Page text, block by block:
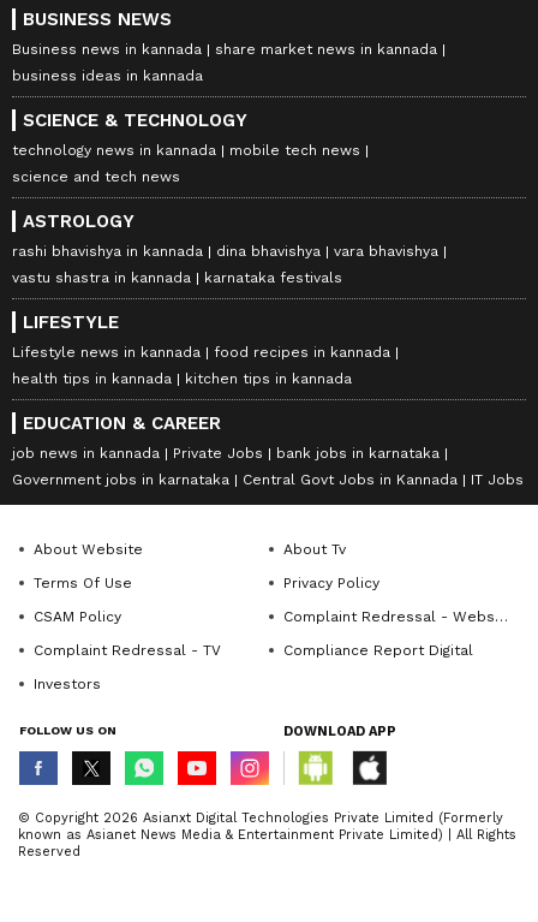
BUSINESS NEWS
Business news in kannada
share market news in kannada
business ideas in kannada
SCIENCE & TECHNOLOGY
technology news in kannada
mobile tech news
science and tech news
ASTROLOGY
rashi bhavishya in kannada dina bhavishya
vara bhavishya
vastu shastra in kannada
karnataka festivals
LIFESTYLE
Lifestyle news in kannada
food recipes in kannada
health tips in kannada
kitchen tips in kannada
EDUCATION & CAREER
job news in kannada Private Jobs
bank jobs in karnataka
Government jobs in karnataka
Central Govt Jobs in Kannada IT Jobs
About Website
About Tv
Terms Of Use
Privacy Policy
CSAM Policy
Complaint Redressal - Website
Complaint Redressal - TV
Compliance Report Digital
Investors
FOLLOW US ON DOWNLOAD APP
© Copyright 2026 Asianxt Digital Technologies Private Limited (Formerly
known as Asianet News Media & Entertainment Private Limited) | All Rights
Reserved